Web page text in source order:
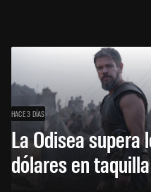
HACE 3 DÍAS
La Odisea
dólares en